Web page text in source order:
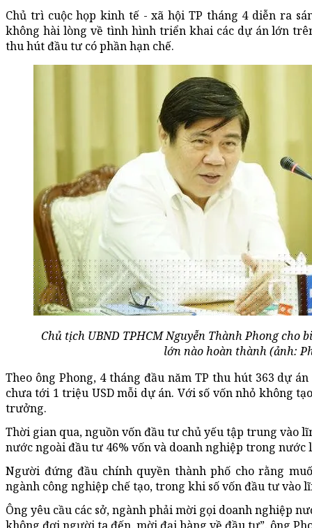
Chủ trì cuộc họp kinh tế - xã hội TP tháng 4 diễn ra
không hài lòng về tình hình triển khai các dự án lớn
thu hút đầu tư có phần hạn chế.
Chủ tịch UBND TPHCM Nguyễn Thành Phong cho
lớn nào hoàn thành (ảnh:
Theo ông Phong, 4 tháng đầu năm TP thu hút 363 dự
chưa tới 1 triệu USD mỗi dự án. Với số vốn nhỏ không
trưởng.
Thời gian qua, nguồn vốn đầu tư chủ yếu tập trung vào
nước ngoài đầu tư 46% vốn và doanh nghiệp trong nước
Người đứng đầu chính quyền thành phố cho rằng
ngành công nghiệp chế tạo, trong khi số vốn đầu tư vào
Ông yêu cầu các sở, ngành phải mời gọi doanh nghiệp